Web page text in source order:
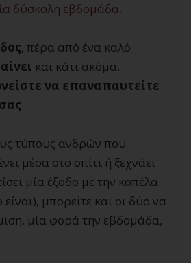
δύσκολη εβδομάδα.
, πέρα από ένα καλό
και κάτι ακόμα.
να επαναπαυτείτε
.
τύπους ανδρών που
μέσα στο σπίτι ή ξεχνάει
μία έξοδο με την κοπέλα
μπορείτε και οι δύο να
μία φορά την εβδομάδα,